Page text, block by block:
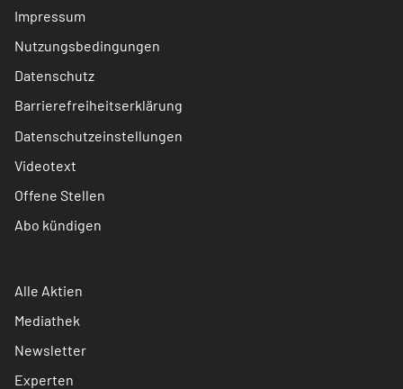
Impressum
Nutzungsbedingungen
Datenschutz
Barrierefreiheitserklärung
Datenschutzeinstellungen
Videotext
Offene Stellen
Abo kündigen
Alle Aktien
Mediathek
Newsletter
Experten